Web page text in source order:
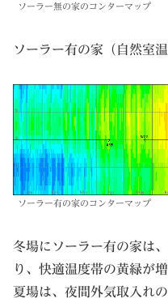
ソーラー無の家のコンターマップ
ソーラー有の家（自然室
ソーラー有の家のコンターマップ
冬場にソーラー有の家は
り、快適温度帯の黄緑が
夏場は、夜間外気取入れ